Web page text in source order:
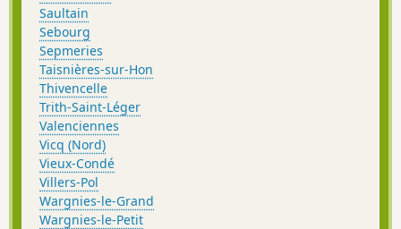
Saultain
Sebourg
Sepmeries
Taisnières-sur-Hon
Thivencelle
Trith-Saint-Léger
Valenciennes
Vicq (Nord)
Vieux-Condé
Villers-Pol
Wargnies-le-Grand
Wargnies-le-Petit